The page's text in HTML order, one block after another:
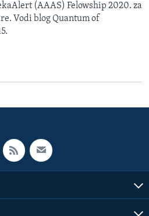
(AAAS) Felowship 2020. za
Vodi blog Quantum of